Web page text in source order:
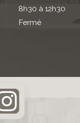
8h30 à 12h30
Fermé